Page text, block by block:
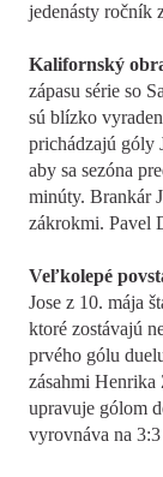
jedenásty ročník
Kalifornský
zápasu série so
sú blízko
prichádzajú góly
aby sa sezóna
minúty. Brankár
zákrokmi. Pavel
Veľkolepé
Jose z 10. mája
ktoré zostávajú
prvého gólu
zásahmi Henrika
upravuje gólom
vyrovnáva na